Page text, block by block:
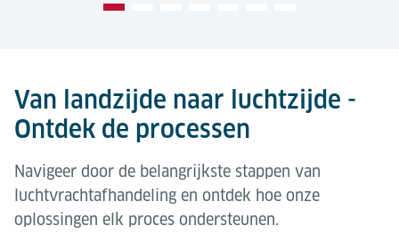
Van landzijde naar luchtzijde -
Ontdek de processen
Navigeer door de belangrijkste stappen van
luchtvrachtafhandeling en ontdek hoe onze
oplossingen elk proces ondersteunen.